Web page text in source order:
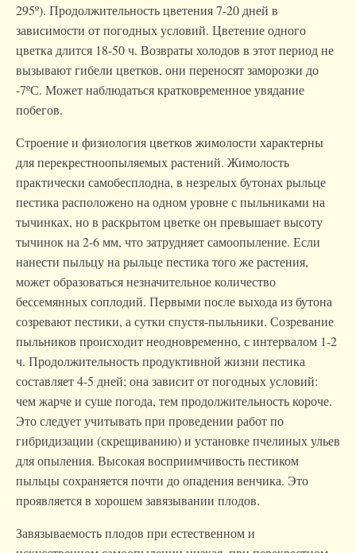
295º). Продолжительность цветения 7-20 дней в
зависимости от погодных условий. Цветение одного
цветка длится 18-50 ч. Возвраты холодов в этот период не
вызывают гибели цветков, они переносят заморозки до
-7ºС. Может наблюдаться кратковременное увядание
побегов.
Строение и физиология цветков жимолости характерны
для перекрестноопыляемых растений. Жимолость
практически самобесплодна, в незрелых бутонах рыльце
пестика расположено на одном уровне с пыльниками на
тычинках, но в раскрытом цветке он превышает высоту
тычинок на 2-6 мм, что затрудняет самоопыление. Если
нанести пыльцу на рыльце пестика того же растения,
может образоваться незначительное количество
бессемянных соплодий. Первыми после выхода из бутона
созревают пестики, а сутки спустя-пыльники. Созревание
пыльников происходит неодновременно, с интервалом 1-2
ч. Продолжительность продуктивной жизни пестика
составляет 4-5 дней; она зависит от погодных условий:
чем жарче и суше погода, тем продолжительность короче.
Это следует учитывать при проведении работ по
гибридизации (скрещиванию) и установке пчелиных ульев
для опыления. Высокая восприимчивость пестиком
пыльцы сохраняется почти до опадения венчика. Это
проявляется в хорошем завязывании плодов.
Завязываемость плодов при естественном и